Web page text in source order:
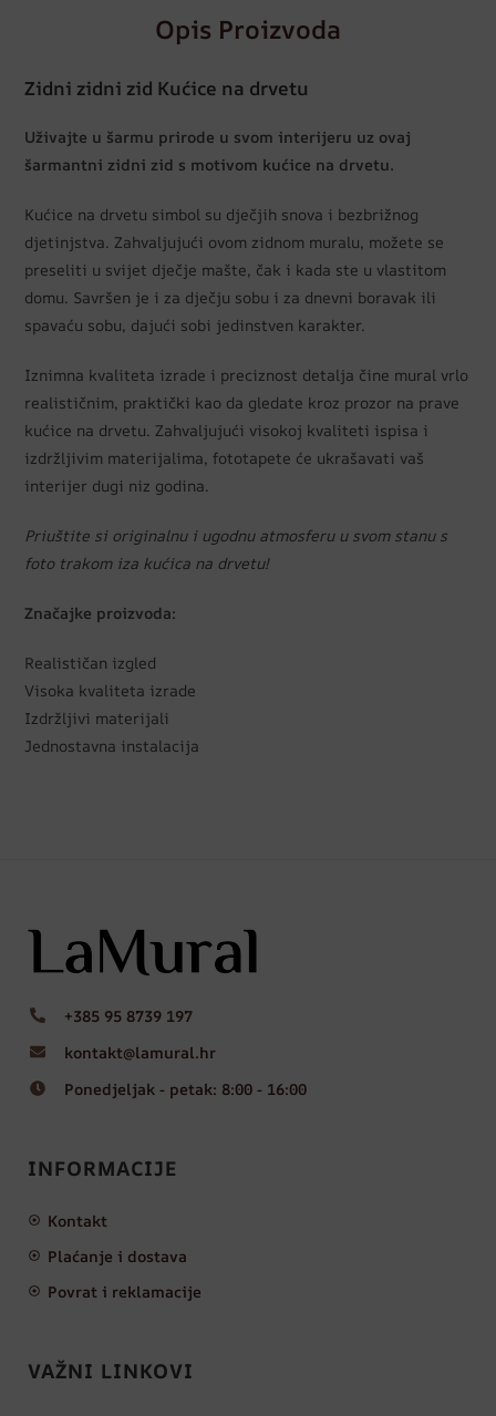
Opis Proizvoda
Zidni zidni zid Kućice na drvetu
Uživajte u šarmu prirode u svom interijeru uz ovaj
šarmantni zidni zid s motivom kućice na drvetu.
Kućice na drvetu simbol su dječjih snova i bezbrižnog
djetinjstva. Zahvaljujući ovom zidnom muralu, možete se
preseliti u svijet dječje mašte, čak i kada ste u vlastitom
domu. Savršen je i za dječju sobu i za dnevni boravak ili
spavaću sobu, dajući sobi jedinstven karakter.
Iznimna kvaliteta izrade i preciznost detalja čine mural vrlo
realističnim, praktički kao da gledate kroz prozor na prave
kućice na drvetu. Zahvaljujući visokoj kvaliteti ispisa i
izdržljivim materijalima, fototapete će ukrašavati vaš
interijer dugi niz godina.
Priuštite si originalnu i ugodnu atmosferu u svom stanu s
foto trakom iza kućica na drvetu!
Značajke proizvoda:
Realističan izgled
Visoka kvaliteta izrade
Izdržljivi materijali
Jednostavna instalacija
+385 95 8739 197
kontakt@lamural.hr
Ponedjeljak - petak: 8:00 - 16:00
INFORMACIJE
Kontakt
Plaćanje i dostava
Povrat i reklamacije
VAŽNI LINKOVI